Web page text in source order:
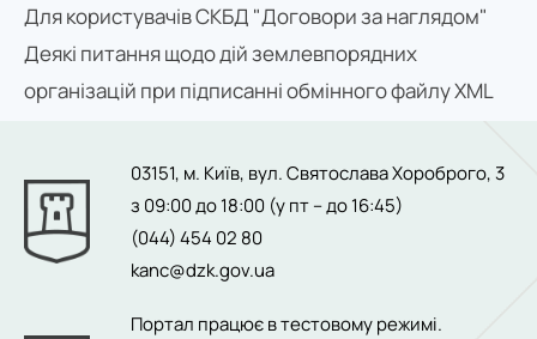
Для користувачів СКБД "Договори за наглядом"
Деякі питання щодо дій землевпорядних
організацій при підписанні обмінного файлу XML
03151, м. Київ, вул. Святослава Хороброго, 3
з 09:00 до 18:00 (у пт – до 16:45)
(044) 454 02 80
kanc@dzk.gov.ua
Портал працює в тестовому режимі.